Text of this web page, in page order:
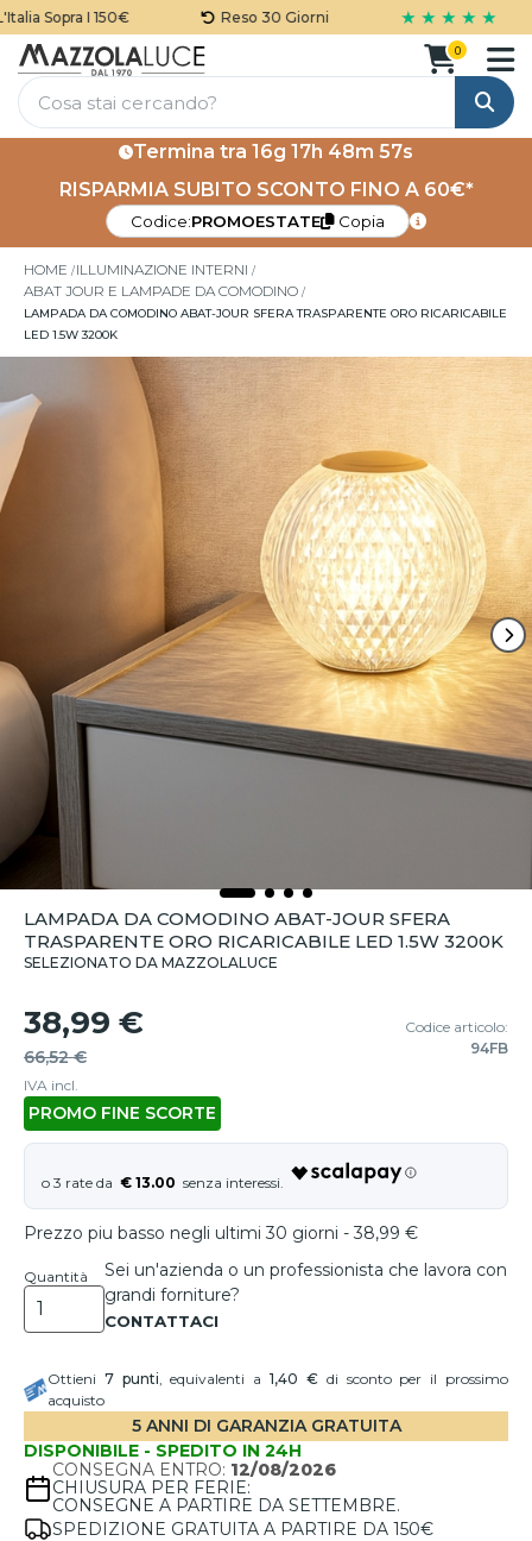
Sopra I 150€ Reso 30 Giorni ★ ★ ★ ★ ★
Cerca
0
Termina tra 16g 17h 48m 57s
RISPARMIA SUBITO SCONTO FINO A 60€*
Codice:PROMOESTATE Copia
HOME ILLUMINAZIONE INTERNI
ABAT JOUR E LAMPADE DA COMODINO
LAMPADA DA COMODINO ABAT-JOUR SFERA TRASPARENTE ORO RICARICABILE
LED 1.5W 3200K
LAMPADA DA COMODINO ABAT-JOUR SFERA
TRASPARENTE ORO RICARICABILE LED 1.5W 3200K
SELEZIONATO DA MAZZOLALUCE
38,99 €
66,52 €
IVA incl.
PROMO FINE SCORTE
Codice articolo:
94FB
€ 13.00
Prezzo piu basso negli ultimi 30 giorni - 38,99 €
Quantità
Sei un'azienda o un professionista che lavora con
grandi forniture?
Ottieni 7punti, equivalenti a1,40 €di sconto per il prossimo
acquisto
5 ANNI DI GARANZIA GRATUITA
DISPONIBILE - SPEDITO IN 24H
CONSEGNA ENTRO: 12/08/2026
CHIUSURA PER FERIE:
CONSEGNE A PARTIRE DA SETTEMBRE.
SPEDIZIONE GRATUITA A PARTIRE DA 150€